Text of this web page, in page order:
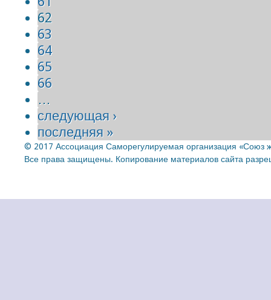
62
63
64
65
66
…
следующая ›
последняя »
© 2017 Ассоциация Саморегулируемая организация «Союз
Все права защищены. Копирование материалов сайта